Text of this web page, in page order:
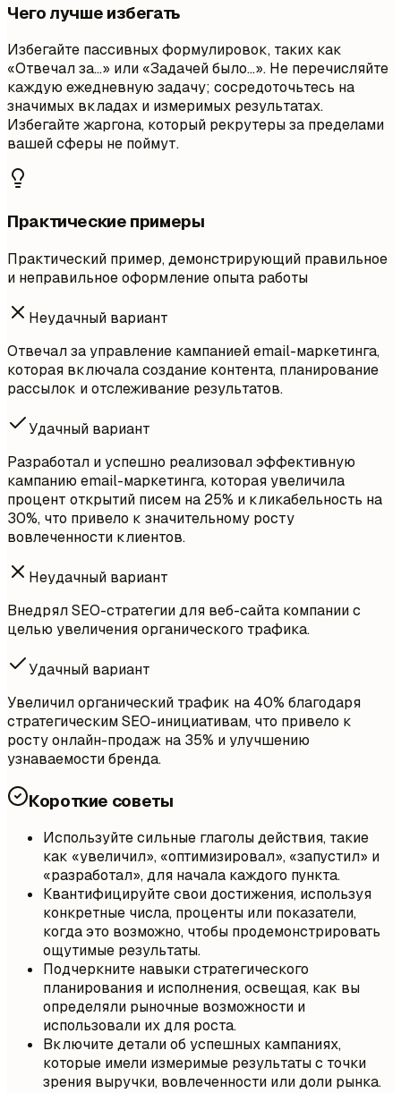
Чего лучше избегать
Избегайте пассивных формулировок, таких как
«Отвечал за...» или «Задачей было...». Не перечисляйте
каждую ежедневную задачу; сосредоточьтесь на
значимых вкладах и измеримых результатах.
Избегайте жаргона, который рекрутеры за пределами
вашей сферы не поймут.
Практические примеры
Практический пример, демонстрирующий правильное
и неправильное оформление опыта работы
Неудачный вариант
Отвечал за управление кампанией email-маркетинга,
которая включала создание контента, планирование
рассылок и отслеживание результатов.
Удачный вариант
Разработал и успешно реализовал эффективную
кампанию email-маркетинга, которая увеличила
процент открытий писем на 25% и кликабельность на
30%, что привело к значительному росту
вовлеченности клиентов.
Неудачный вариант
Внедрял SEO-стратегии для веб-сайта компании с
целью увеличения органического трафика.
Удачный вариант
Увеличил органический трафик на 40% благодаря
стратегическим SEO-инициативам, что привело к
росту онлайн-продаж на 35% и улучшению
узнаваемости бренда.
Короткие советы
Используйте сильные глаголы действия, такие
как «увеличил», «оптимизировал», «запустил» и
«разработал», для начала каждого пункта.
Квантифицируйте свои достижения, используя
конкретные числа, проценты или показатели,
когда это возможно, чтобы продемонстрировать
ощутимые результаты.
Подчеркните навыки стратегического
планирования и исполнения, освещая, как вы
определяли рыночные возможности и
использовали их для роста.
Включите детали об успешных кампаниях,
которые имели измеримые результаты с точки
зрения выручки, вовлеченности или доли рынка.